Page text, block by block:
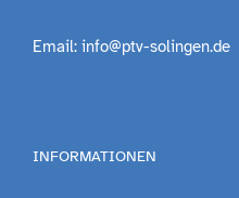
Email: info@ptv-solingen.de
INFORMATIONEN